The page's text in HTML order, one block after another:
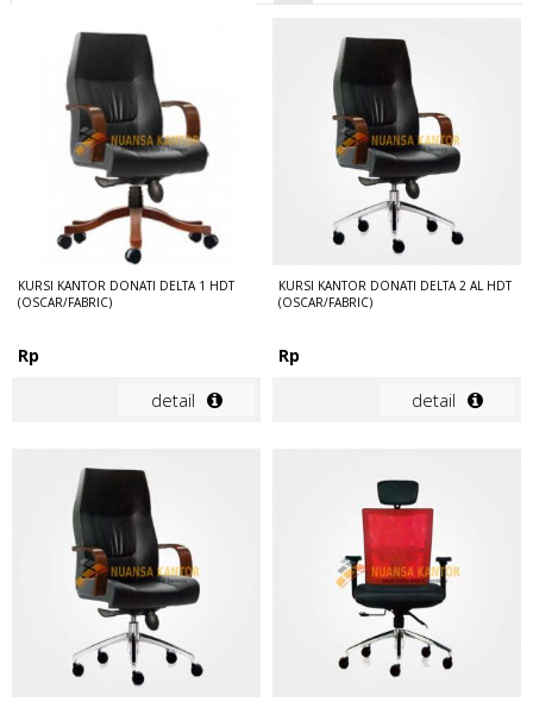
KURSI KANTOR DONATI DELTA 1 HDT
(OSCAR/FABRIC)
Rp
detail
KURSI KANTOR DONATI DELTA 2 AL HDT
(OSCAR/FABRIC)
Rp
detail